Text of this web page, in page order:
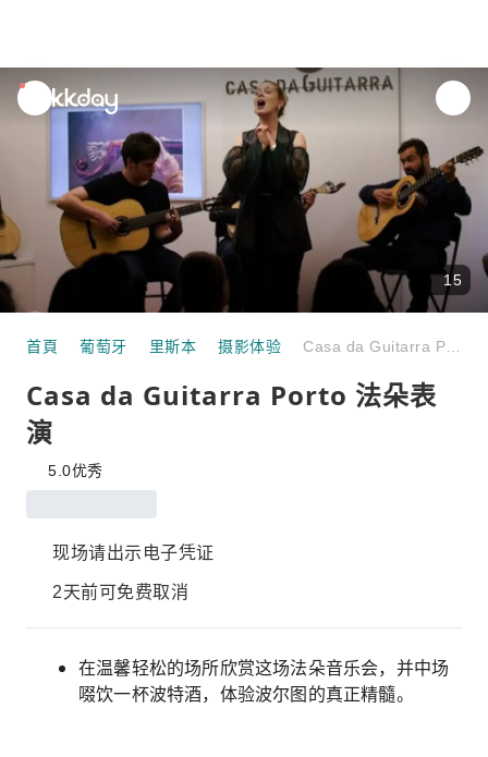
unread
notifications
15
首頁 葡萄牙 里斯本 摄影体验
Casa da Guitarra Porto 法朵表
演
5.0优秀
现场请出示电子凭证
2天前可免费取消
在温馨轻松的场所欣赏这场法朵音乐会，并中场
啜饮一杯波特酒，体验波尔图的真正精髓。